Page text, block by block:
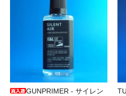
GUNPRIMER - サイレン